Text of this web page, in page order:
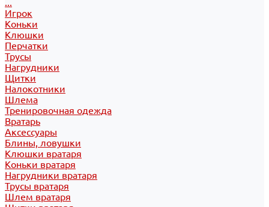
...
Игрок
Коньки
Клюшки
Перчатки
Трусы
Нагрудники
Щитки
Налокотники
Шлема
Тренировочная одежда
Вратарь
Аксессуары
Блины, ловушки
Клюшки вратаря
Коньки вратаря
Нагрудники вратаря
Трусы вратаря
Шлем вратаря